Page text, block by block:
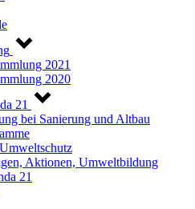
2021
2020
21
bei Sanierung und Altbau
Aktionen, Umweltbildung
21